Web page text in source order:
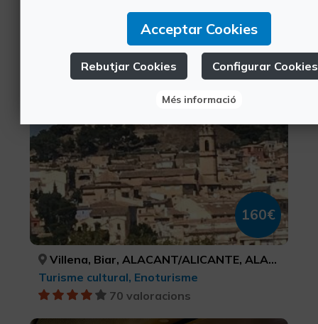
Villena, ALACANT/ALICANTE
1 valoracions
160€
Villena, Biar, ALACANT/ALICANTE, ALACANT/ALICANTE
Turisme cultural, Enoturisme
70 valoracions
Acceptar Cookies
Rebutjar Cookies Configurar Cookies
Més informació